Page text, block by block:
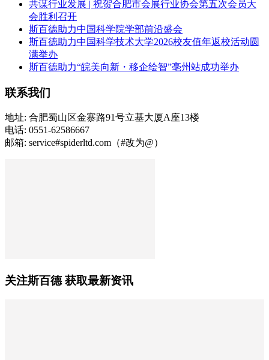
共谋行业发展 | 祝贺合肥市会展行业协会第五次会员大
会胜利召开
斯百德助力中国科学院学部前沿盛会
斯百德助力中国科学技术大学2026校友值年返校活动圆
满举办
斯百德助力“皖美向新・移企绘智”亳州站成功举办
联系我们
地址: 合肥蜀山区金寨路91号立基大厦A座13楼
电话: 0551-62586667
邮箱: service#spiderltd.com（#改为@）
关注斯百德 获取最新资讯